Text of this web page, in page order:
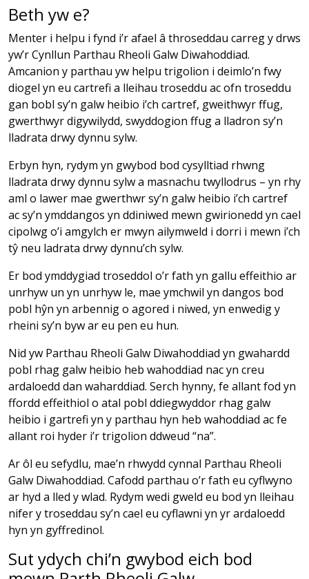
Beth yw e?
Menter i helpu i fynd i’r afael â throseddau carreg y drws
yw’r Cynllun Parthau Rheoli Galw Diwahoddiad.
Amcanion y parthau yw helpu trigolion i deimlo’n fwy
diogel yn eu cartrefi a lleihau troseddu ac ofn troseddu
gan bobl sy’n galw heibio i’ch cartref, gweithwyr ffug,
gwerthwyr digywilydd, swyddogion ffug a lladron sy’n
lladrata drwy dynnu sylw.
Erbyn hyn, rydym yn gwybod bod cysylltiad rhwng
lladrata drwy dynnu sylw a masnachu twyllodrus – yn rhy
aml o lawer mae gwerthwr sy’n galw heibio i’ch cartref
ac sy’n ymddangos yn ddiniwed mewn gwirionedd yn cael
cipolwg o’i amgylch er mwyn ailymweld i dorri i mewn i’ch
tŷ neu ladrata drwy dynnu’ch sylw.
Er bod ymddygiad troseddol o’r fath yn gallu effeithio ar
unrhyw un yn unrhyw le, mae ymchwil yn dangos bod
pobl hŷn yn arbennig o agored i niwed, yn enwedig y
rheini sy’n byw ar eu pen eu hun.
Nid yw Parthau Rheoli Galw Diwahoddiad yn gwahardd
pobl rhag galw heibio heb wahoddiad nac yn creu
ardaloedd dan waharddiad. Serch hynny, fe allant fod yn
ffordd effeithiol o atal pobl ddiegwyddor rhag galw
heibio i gartrefi yn y parthau hyn heb wahoddiad ac fe
allant roi hyder i’r trigolion ddweud “na”.
Ar ôl eu sefydlu, mae’n rhwydd cynnal Parthau Rheoli
Galw Diwahoddiad. Cafodd parthau o’r fath eu cyflwyno
ar hyd a lled y wlad. Rydym wedi gweld eu bod yn lleihau
nifer y troseddau sy’n cael eu cyflawni yn yr ardaloedd
hyn yn gyffredinol.
Sut ydych chi’n gwybod eich bod